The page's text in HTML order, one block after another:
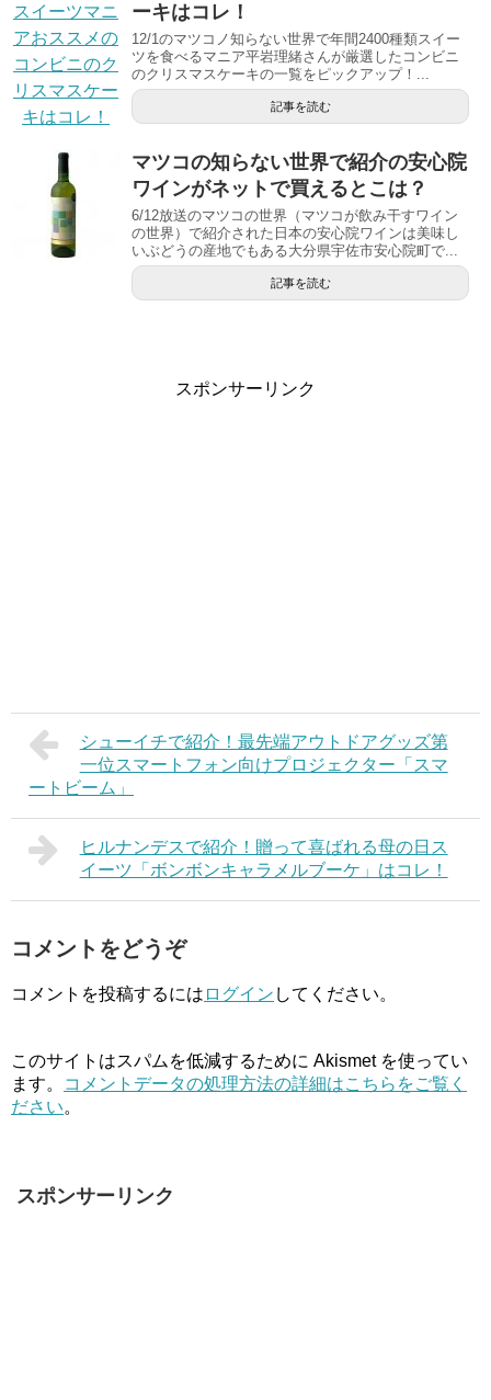
ーキはコレ！
12/1のマツコノ知らない世界で年間2400種類スイー
ツを食べるマニア平岩理緒さんが厳選したコンビニ
のクリスマスケーキの一覧をピックアップ！...
記事を読む
マツコの知らない世界で紹介の安心院
ワインがネットで買えるとこは？
6/12放送のマツコの世界（マツコが飲み干すワイン
の世界）で紹介された日本の安心院ワインは美味し
いぶどうの産地でもある大分県宇佐市安心院町で...
記事を読む
スポンサーリンク
シューイチで紹介！最先端アウトドアグッズ第
一位スマートフォン向けプロジェクター「スマ
ートビーム」
ヒルナンデスで紹介！贈って喜ばれる母の日ス
イーツ「ボンボンキャラメルブーケ」はコレ！
コメントをどうぞ
コメントを投稿するには ログイン してください。
このサイトはスパムを低減するために Akismet を使ってい
ます。
コメントデータの処理方法の詳細はこちらをご覧く
ださい。
スポンサーリンク